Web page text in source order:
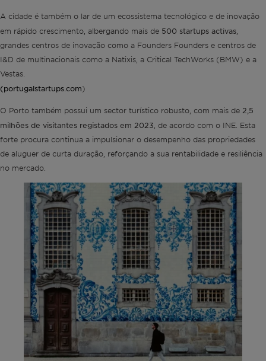
A cidade é também o lar de um ecossistema tecnológico e de inovação
em rápido crescimento, albergando mais de 500 startups activas
grandes centros de inovação como a Founders Founders e centros de
I&D de multinacionais como a Natixis, a Critical TechWorks (BMW) e a
Vestas.
(portugalstartups.com)
O Porto também possui um sector turístico robusto, com mais de 2,5
milhões de visitantes registados em 2023 , de acordo com o INE. Esta
forte procura continua a impulsionar o desempenho das propriedades
de aluguer de curta duração, reforçando a sua rentabilidade e resiliência
no mercado.